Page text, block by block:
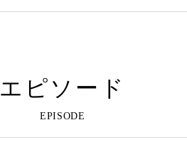
エピソード